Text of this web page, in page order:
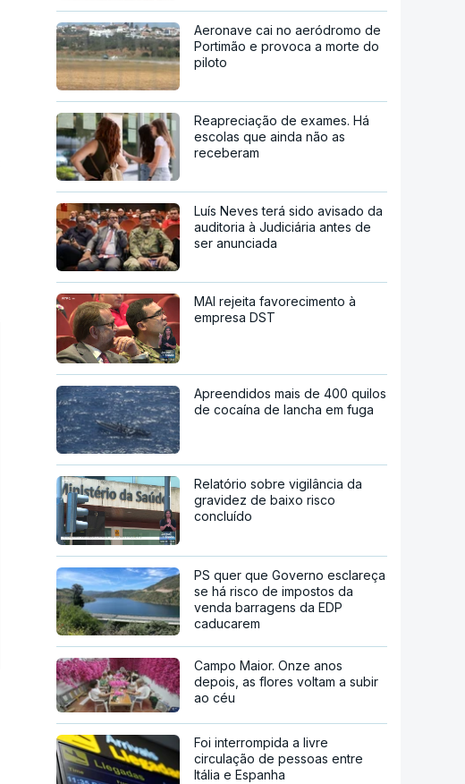
Aeronave cai no aeródromo de
Portimão e provoca a morte do
piloto
Reapreciação de exames. Há
escolas que ainda não as
receberam
Luís Neves terá sido avisado da
auditoria à Judiciária antes de
ser anunciada
MAI rejeita favorecimento à
empresa DST
Apreendidos mais de 400 quilos
de cocaína de lancha em fuga
Relatório sobre vigilância da
gravidez de baixo risco
concluído
PS quer que Governo esclareça
se há risco de impostos da
venda barragens da EDP
caducarem
Campo Maior. Onze anos
depois, as flores voltam a subir
ao céu
Foi interrompida a livre
circulação de pessoas entre
Itália e Espanha